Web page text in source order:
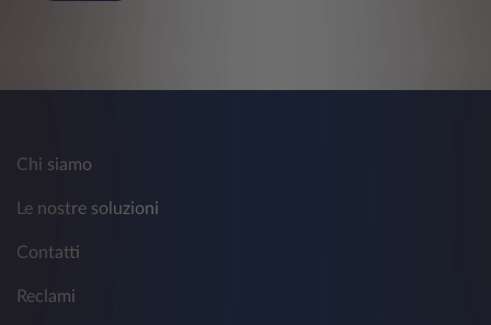
Chi siamo
Le nostre soluzioni
Contatti
Reclami